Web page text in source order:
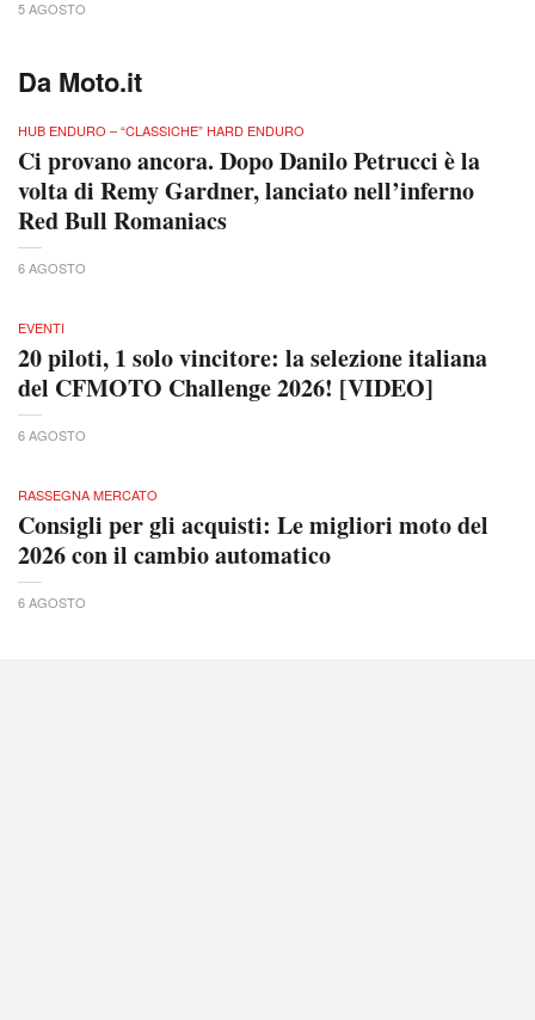
5 AGOSTO
Da Moto.it
HUB ENDURO – “CLASSICHE” HARD ENDURO
Ci provano ancora. Dopo Danilo Petrucci è la
volta di Remy Gardner, lanciato nell’inferno
Red Bull Romaniacs
6 AGOSTO
EVENTI
20 piloti, 1 solo vincitore: la selezione italiana
del CFMOTO Challenge 2026! [VIDEO]
6 AGOSTO
RASSEGNA MERCATO
Consigli per gli acquisti: Le migliori moto del
2026 con il cambio automatico
6 AGOSTO